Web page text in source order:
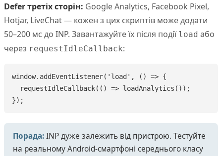
Defer третіх сторін: Google Analytics, Facebook Pixel,
Hotjar, LiveChat — кожен з цих скриптів може додати
50–200 мс до INP. Завантажуйте їх після події load або
через requestIdleCallback:
window.addEventListener('load', () => {
  requestIdleCallback(() => loadAnalytics());
});
Порада:INP дуже залежить від пристрою. Тестуйте
на реальному Android-смартфоні середнього класу